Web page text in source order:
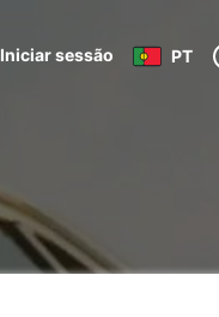
Iniciar sessão PT